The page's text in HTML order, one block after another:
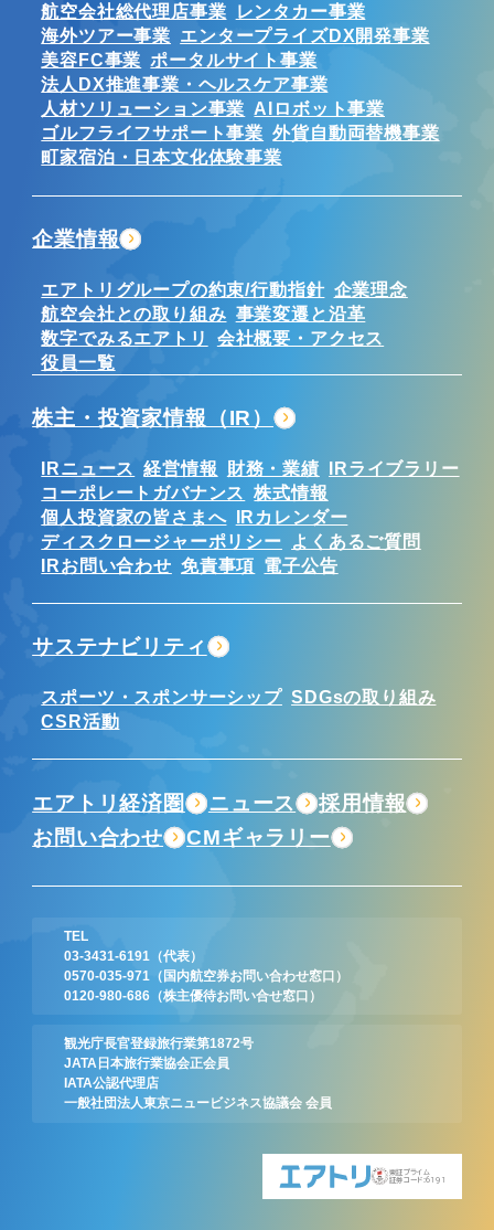
TEL
03-3431-6191
（代表）
0570-035-971
（国内航空券お問い合わせ窓口）
0120-980-686 （株主優待お問い合せ窓口）
観光庁長官登録旅行業第1872号
JATA日本旅行業協会正会員
IATA公認代理店
一般社団法人東京ニュービジネス協議会 会員
東証プライム
証券コード:6191
航空会社総代理店事業
レンタカー事業
海外ツアー事業 エンタープライズDX開発事業
美容FC事業 ポータルサイト事業
法人DX推進事業・ヘルスケア事業
人材ソリューション事業 AIロボット事業
ゴルフライフサポート事業 外貨自動両替機事業
町家宿泊・日本文化体験事業
企業情報
エアトリグループの約束/行動指針 企業理念
航空会社との取り組み 事業変遷と沿革
数字でみるエアトリ
会社概要・アクセス
役員一覧
株主・投資家情報（IR）
IRニュース 経営情報 財務・業績 IRライブラリー
コーポレートガバナンス 株式情報
個人投資家の皆さまへ IRカレンダー
ディスクロージャーポリシー
よくあるご質問
IRお問い合わせ 免責事項 電子公告
サステナビリティ
スポーツ・スポンサーシップ SDGsの取り組み
CSR活動
エアトリ経済圏 ニュース
採用情報
お問い合わせ
CMギャラリー